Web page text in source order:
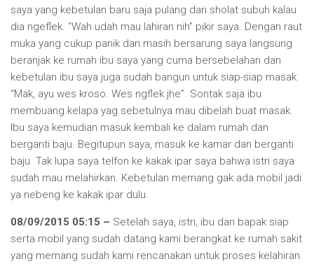
saya yang kebetulan baru saja pulang dari sholat subuh kalau
dia ngeflek. “Wah udah mau lahiran nih” pikir saya. Dengan raut
muka yang cukup panik dan masih bersarung saya langsung
beranjak ke rumah ibu saya yang cuma bersebelahan dan
kebetulan ibu saya juga sudah bangun untuk siap-siap masak.
“Mak, ayu wes kroso. Wes ngflek jhe”. Sontak saja ibu
membuang kelapa yag sebetulnya mau dibelah buat masak.
Ibu saya kemudian masuk kembali ke dalam rumah dan
berganti baju. Begitupun saya, masuk ke kamar dan berganti
baju. Tak lupa saya telfon ke kakak ipar saya bahwa istri saya
sudah mau melahirkan. Kebetulan memang gak ada mobil jadi
ya nebeng ke kakak ipar dulu.
08/09/2015 05:15 – Setelah saya, istri, ibu dan bapak siap
serta mobil yang sudah datang kami berangkat ke rumah sakit
yang memang sudah kami rencanakan untuk proses kelahiran.